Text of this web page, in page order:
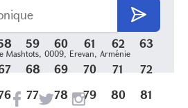
50
54
59 60 61 62
63
68 69 70 71
72
77 78 79 80 81
Mashtots, 0009, Erevan, Arménie